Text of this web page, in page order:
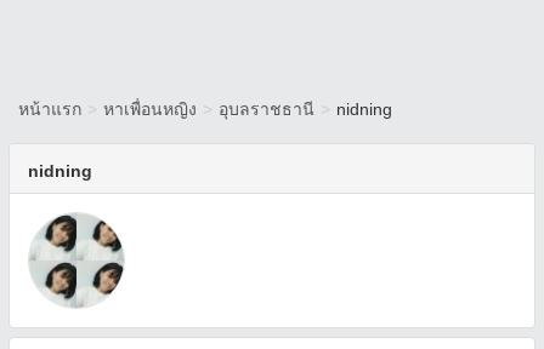
หน้าแรก > หาเพื่อนหญิง > อุบลราชธานี > nidning
nidning